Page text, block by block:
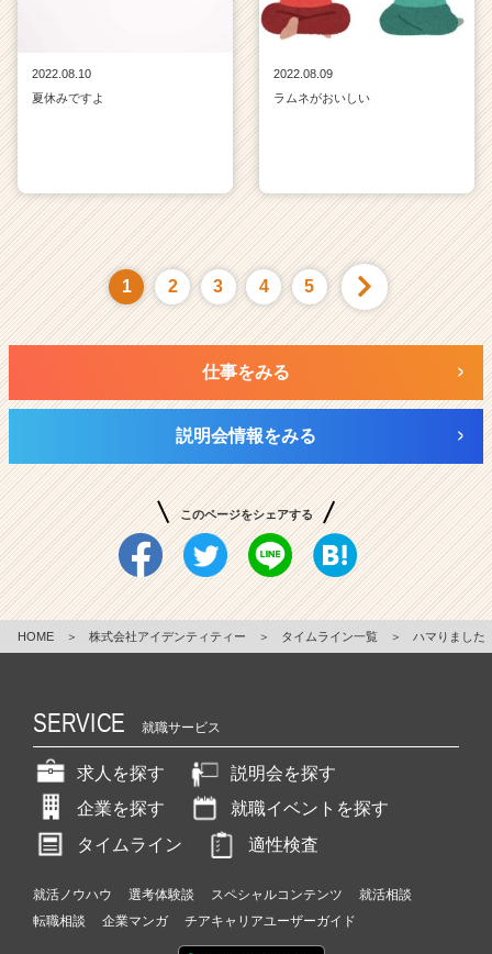
2022.08.10
夏休みですよ
2022.08.09
ラムネがおいしい
1 2 3 4 5
仕事をみる
説明会情報をみる
このページをシェアする
HOME ＞ 株式会社アイデンティティー ＞ タイムライン一覧 ＞ ハマりました
SERVICE 就職サービス
求人を探す
説明会を探す
企業を探す
就職イベントを探す
タイムライン
適性検査
就活ノウハウ 選考体験談 スペシャルコンテンツ
就活相談
転職相談
企業マンガ チアキャリアユーザーガイド